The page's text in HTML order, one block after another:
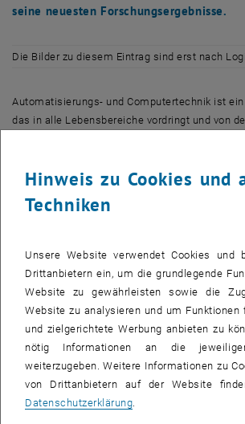
seine neuesten Forschungsergebnisse.
Die Bilder zu diesem Eintrag sind erst nach
Automatisierungs- und Computertechnik ist
das in alle Lebensbereiche vordringt und von
Computertechnik) an der Technischen
diesem Forschungsfeld eine Hauptrolle. Ziel
durch Kombination der umfangreichen
Informations- und Computertechnik
finden.
Im Rahmen der Zusammenarbeit mit der
Cluster AUTCOM eingeladen, seine aktuellen
bei der Fachmesse "Rockwell Automation
dem Fachpublikum vorzustellen.
Die Universitätsinstitute und Partner der
Hinweis zu Cookies und
Techniken
Unsere Website verwendet Cookies und
Drittanbietern ein, um die grundlegende
Website zu gewährleisten sowie die
Website zu analysieren und um Funktionen
und zielgerichtete Werbung anbieten zu
nötig Informationen an die
weiterzugeben. Weitere Informationen zu
von Drittanbietern auf der Website
Datenschutzerklärung.